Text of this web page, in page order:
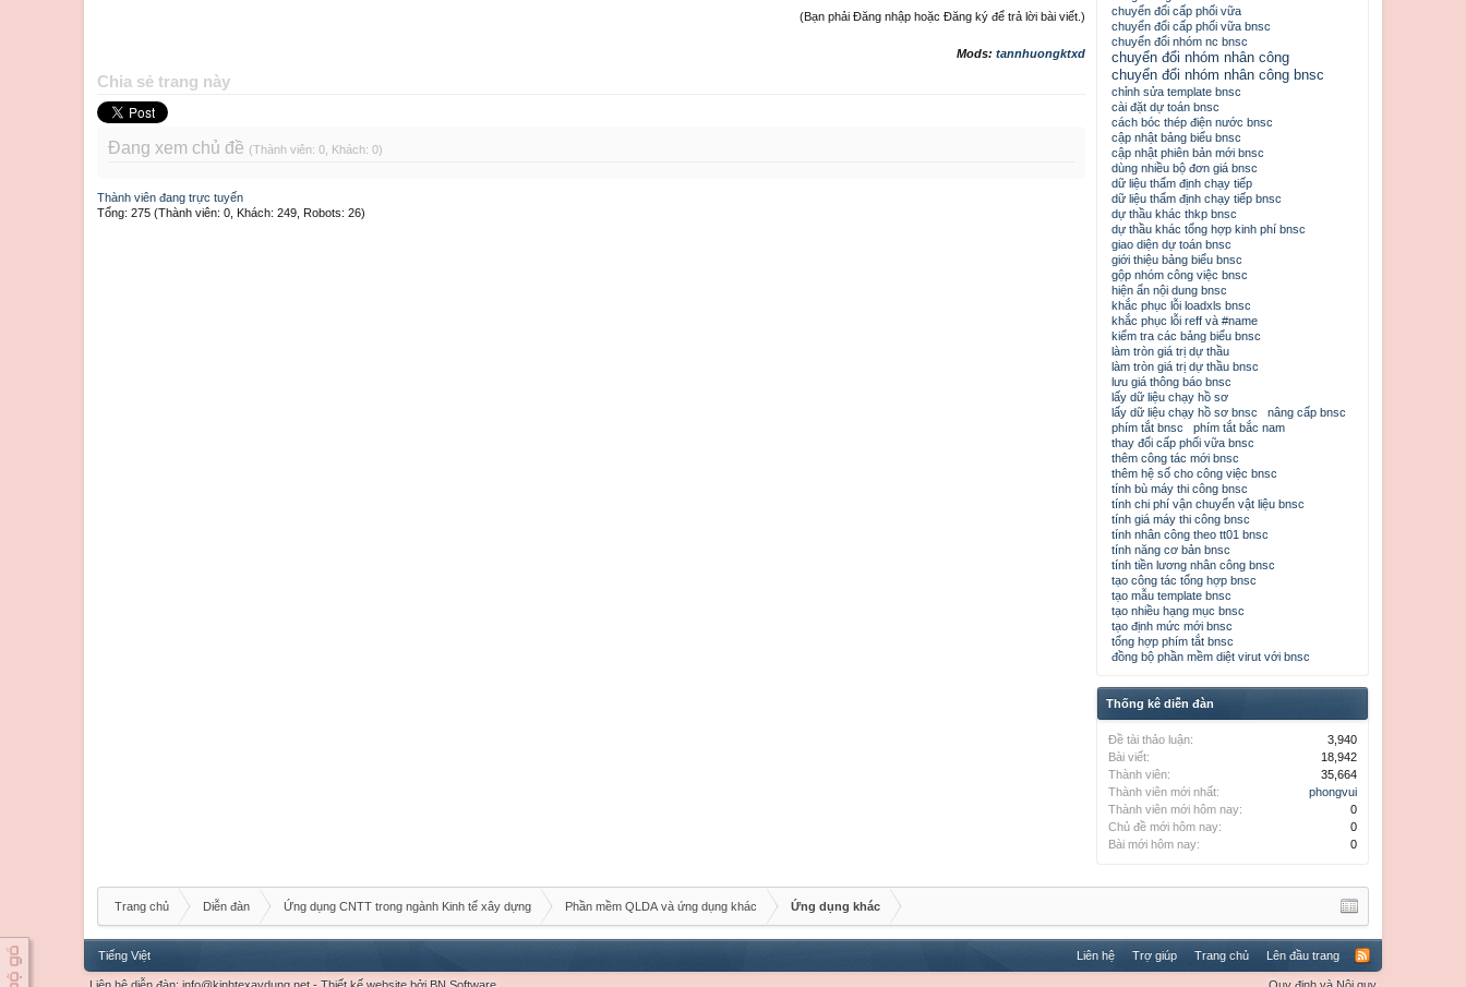
(Bạn phải Đăng nhập hoặc Đăng ký để trả lời bài viết.)
Mods: tannhuongktxd
Chia sẻ trang này
Đang xem chủ đề (Thành viên: 0, Khách: 0)
Thành viên đang trực tuyến
Tổng: 275 (Thành viên: 0, Khách: 249, Robots: 26)
chuyển đổi cấp phối vữa
chuyển đổi cấp phối vữa bnsc
chuyển đổi nhóm nc bnsc
chuyển đổi nhóm nhân công
chuyển đổi nhóm nhân công bnsc
chỉnh sửa template bnsc
cài đặt dự toán bnsc
cách bóc thép điện nước bnsc
cập nhật bảng biểu bnsc
cập nhật phiên bản mới bnsc
dùng nhiều bộ đơn giá bnsc
dữ liệu thẩm định chạy tiếp
dữ liệu thẩm định chạy tiếp bnsc
dự thầu khác thkp bnsc
dự thầu khác tổng hợp kinh phí bnsc
giao diện dự toán bnsc
giới thiệu bảng biểu bnsc
gộp nhóm công việc bnsc
hiện ẩn nội dung bnsc
khắc phục lỗi loadxls bnsc
khắc phục lỗi reff và #name
kiểm tra các bảng biểu bnsc
làm tròn giá trị dự thầu
làm tròn giá trị dự thầu bnsc
lưu giá thông báo bnsc
lấy dữ liệu chạy hồ sơ
lấy dữ liệu chạy hồ sơ bnsc
nâng cấp bnsc
phím tắt bnsc
phím tắt bắc nam
thay đổi cấp phối vữa bnsc
thêm công tác mới bnsc
thêm hệ số cho công việc bnsc
tính bù máy thi công bnsc
tính chi phí vận chuyển vật liệu bnsc
tính giá máy thi công bnsc
tính nhân công theo tt01 bnsc
tính năng cơ bản bnsc
tính tiền lương nhân công bnsc
tạo công tác tổng hợp bnsc
tạo mẫu template bnsc
tạo nhiều hạng mục bnsc
tạo định mức mới bnsc
tổng hợp phím tắt bnsc
đồng bộ phần mềm diệt virut với bnsc
Thống kê diễn đàn
Đề tài thảo luận:
3,940
Bài viết:
18,942
Thành viên:
35,664
Thành viên mới nhất:
phongvui
Thành viên mới hôm nay:
0
Chủ đề mới hôm nay:
0
Bài mới hôm nay:
0
Trang chủ Diễn đàn Ứng dụng CNTT trong ngành Kinh tế xây dựng Phần mềm QLDA và ứng dụng khác Ứng dụng khác
Tiếng Việt Liên hệ Trợ giúp Trang chủ Lên đầu trang